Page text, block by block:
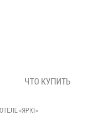
ЧТО КУПИТЬ
«ЯРКІ»